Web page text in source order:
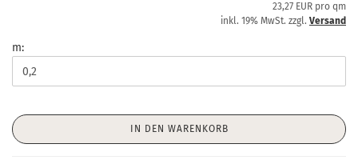
23,27 EUR pro qm
inkl. 19% MwSt. zzgl. Versand
m:
IN DEN WARENKORB